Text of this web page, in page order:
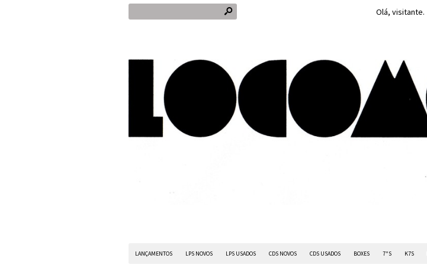
s Olá, visitante.
LANÇAMENTOS LPS NOVOS LPS USADOS CDS NOVOS CDS USADOS BOXES 7"S K7S